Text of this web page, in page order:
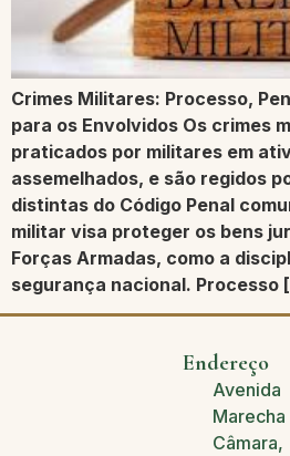
Crimes Militares: Processo,
para os Envolvidos Os crimes
praticados por militares em
assemelhados, e são regidos
distintas do Código Penal
militar visa proteger os bens
Forças Armadas, como a
segurança nacional. Processo
Endereço
Avenida
Marechal
Câmara,